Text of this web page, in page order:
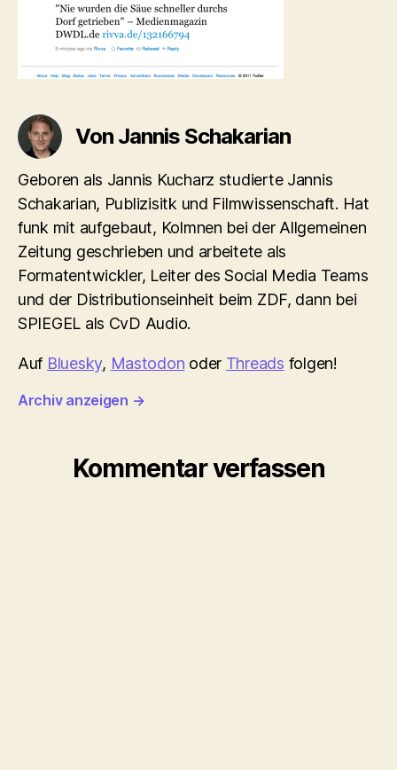
Von Jannis Schakarian
Geboren als Jannis Kucharz studierte Jannis
Schakarian, Publizisitk und Filmwissenschaft. Hat
funk mit aufgebaut, Kolmnen bei der Allgemeinen
Zeitung geschrieben und arbeitete als
Formatentwickler, Leiter des Social Media Teams
und der Distributionseinheit beim ZDF, dann bei
SPIEGEL als CvD Audio.
Auf Bluesky, Mastodon oder Threads folgen!
Archiv anzeigen →
Kommentar verfassen